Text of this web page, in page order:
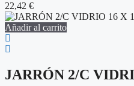
22,42 €
Añadir al carrito
JARRÓN 2/C